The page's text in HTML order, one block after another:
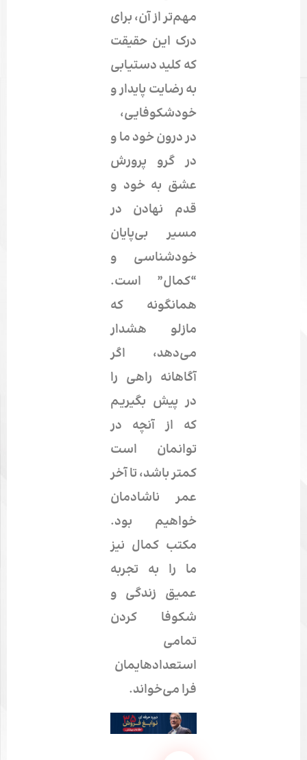
مهم‌تر از آن، برای
درک این حقیقت
که کلید دستیابی
به رضایت پایدار و
خودشکوفایی،
در درون خود ما و
در گرو پرورش
عشق به خود و
قدم نهادن در
مسیر بی‌پایان
خودشناسی و
“کمال” است.
همانگونه که
مازلو هشدار
می‌دهد، اگر
آگاهانه راهی را
در پیش بگیریم
که از آنچه در
توانمان است
کمتر باشد، تا آخر
عمر ناشادمان
خواهیم بود.
مکتب کمال نیز
ما را به تجربه
عمیق زندگی و
شکوفا کردن
تمامی
استعدادهایمان
فرا می‌خواند.